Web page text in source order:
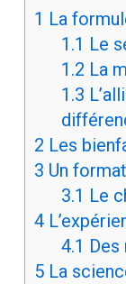
1 La
1.1 Le
1.2 La
1.3
2 Les
3 Un
3.1 Le
4
4.1
5La